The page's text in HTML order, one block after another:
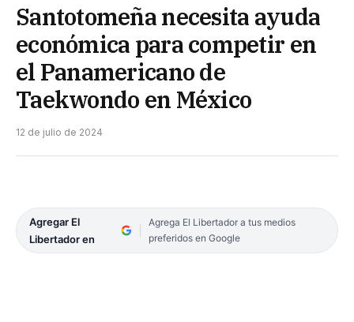
Santotomeña necesita ayuda
económica para competir en
el Panamericano de
Taekwondo en México
12 de julio de 2024
Agregar El
Libertador en
Agrega El Libertador a tus medios
preferidos en Google